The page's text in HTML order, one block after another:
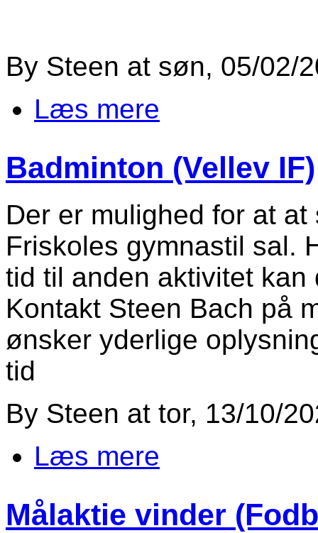
By Steen at søn, 05/02/
Læs mere
Badminton (Vellev IF)
Der er mulighed for at
Friskoles gymnastil sal.
tid til anden aktivitet
Kontakt Steen Bach på
ønsker yderlige
tid
By Steen at tor, 13/10/
Læs mere
Målaktie vinder